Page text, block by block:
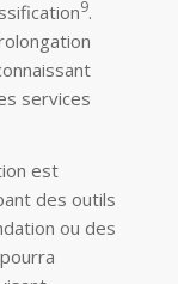
9.
services
est
des outils
ou des